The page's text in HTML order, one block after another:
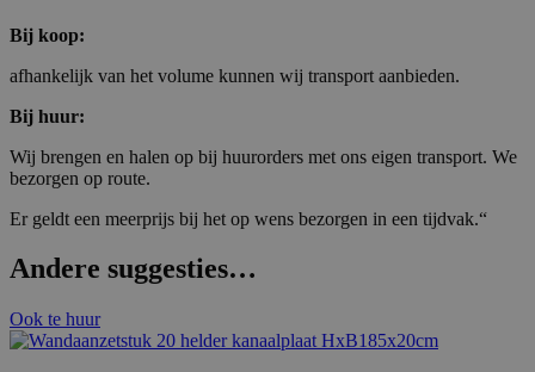
Bij koop:
afhankelijk van het volume kunnen wij transport aanbieden.
Bij huur:
Wij brengen en halen op bij huurorders met ons eigen transport. We
bezorgen op route.
Er geldt een meerprijs bij het op wens bezorgen in een tijdvak.“
Andere suggesties…
Ook te huur